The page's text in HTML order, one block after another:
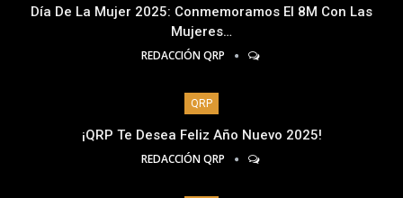
Día De La Mujer 2025: Conmemoramos El 8M Con Las
Mujeres…
REDACCIÓN QRP
QRP
¡QRP Te Desea Feliz Año Nuevo 2025!
REDACCIÓN QRP